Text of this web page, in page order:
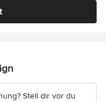
Stell dir vor du